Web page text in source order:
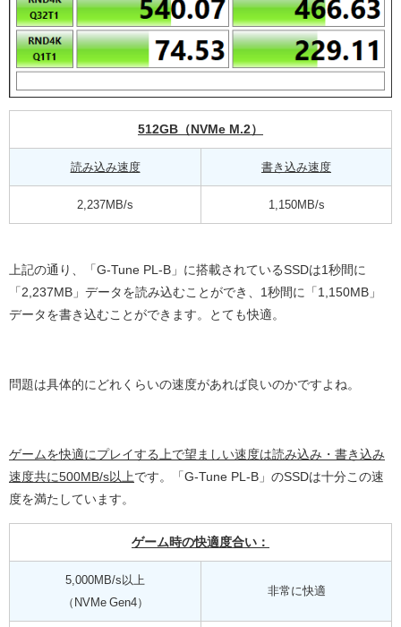
512GB（NVMe M.2）
読み込み速度 書き込み速度
2,237MB/s 1,150MB/s
上記の通り、「G-Tune PL-B」に搭載されているSSDは1秒間に
「2,237MB」データを読み込むことができ、1秒間に「1,150MB」
データを書き込むことができます。とても快適。
問題は具体的にどれくらいの速度があれば良いのかですよね。
ゲームを快適にプレイする上で望ましい速度は読み込み・書き込み
速度共に500MB/s以上 です。「G-Tune PL-B」のSSDは十分この速
度を満たしています。
ゲーム時の快適度合い：
5,000MB/s以上
（NVMe Gen4）
非常に快適